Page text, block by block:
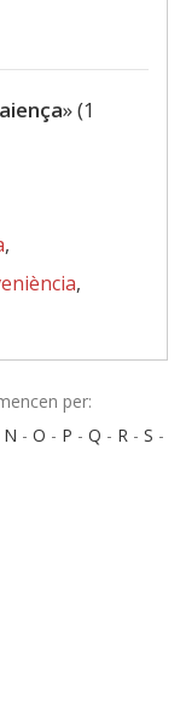
» (1
,
,
per:
N - O - P - Q - R - S -